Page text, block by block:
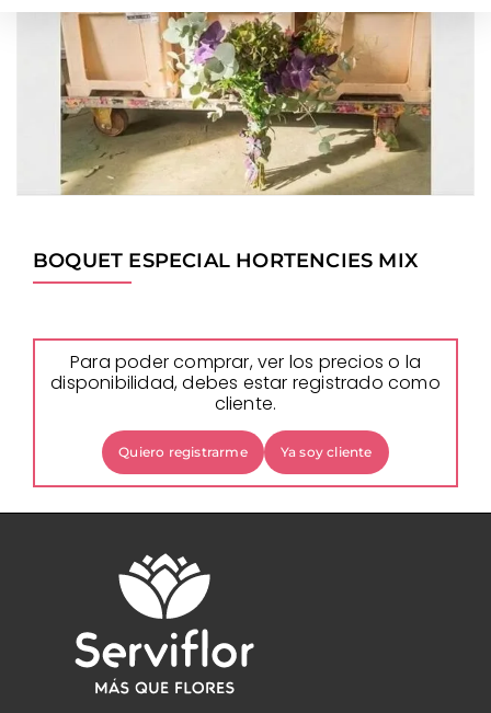
BOQUET ESPECIAL HORTENCIES MIX
Para poder comprar, ver los precios o la
disponibilidad, debes estar registrado como
cliente.
Quiero registrarme Ya soy cliente